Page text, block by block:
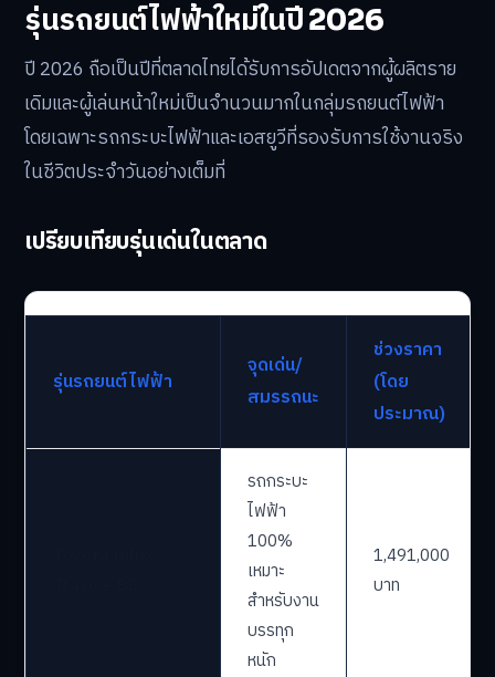
รุ่นรถยนต์ไฟฟ้าใหม่ในปี 2026
ปี 2026 ถือเป็นปีที่ตลาดไทยได้รับการอัปเดตจากผู้ผลิตราย
เดิมและผู้เล่นหน้าใหม่เป็นจำนวนมากในกลุ่มรถยนต์ไฟฟ้า
โดยเฉพาะรถกระบะไฟฟ้าและเอสยูวีที่รองรับการใช้งานจริง
ในชีวิตประจำวันอย่างเต็มที่
เปรียบเทียบรุ่นเด่นในตลาด
รุ่นรถยนต์ไฟฟ้า
จุดเด่น/
สมรรถนะ
ช่วงราคา
(โดย
ประมาณ)
รถกระบะ
ไฟฟ้า
100%
เหมาะ
สำหรับงาน
บรรทุก
หนัก
1,491,000
บาท